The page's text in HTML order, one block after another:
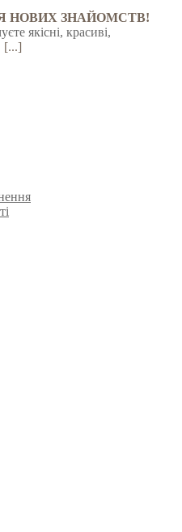
НОВИХ ЗНАЙОМСТВ!
якісні, красиві,
[...]